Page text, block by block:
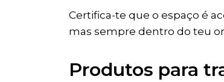
Certifica-te que o espaço é
mas sempre dentro do teu
Produtos para